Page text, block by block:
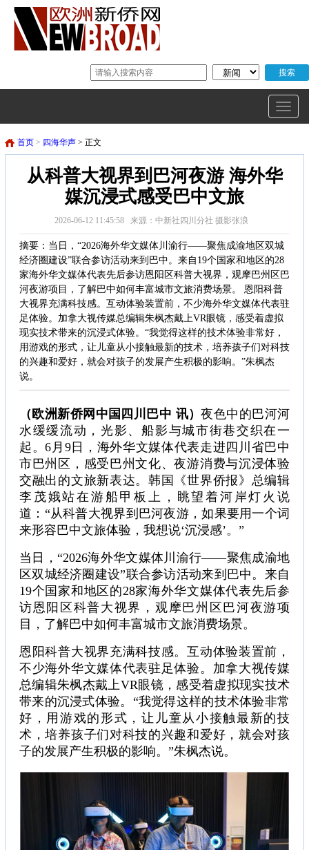
首页 > 四海华声 > 正文
从科普大视界到巴河夜游 海外华
媒沉浸式感受巴中文旅
2026-06-12 11:45:58 来源：中新社四川分社 摄影张浪
摘要：当日，“2026海外华文媒体川渝行——聚焦成渝地区双城
经济圈建设”联合参访活动来到巴中。来自19个国家和地区的28
家海外华文媒体代表先后参访恩阳区科普大视界，观摩巴州区巴
河夜游项目，了解巴中如何丰富城市文旅消费场景。 恩阳科普
大视界充满科技感。互动体验装置前，不少海外华文媒体代表驻
足体验。加拿大视传媒总编辑朱枫杰戴上VR眼镜，感受着虚拟
现实技术带来的沉浸式体验。“我觉得这样的技术体验非常好，
用游戏的形式，让儿童从小接触最新的技术，培养孩子们对科技
的兴趣和爱好，就会对孩子的发展产生积极的影响。”朱枫杰
说。
（欧洲新侨网中国四川巴中 讯）夜色中的巴河河
水缓缓流动，光影、船影与城市街巷交织在一
起。6月9日，海外华文媒体代表走进四川省巴中
市巴州区，感受巴州文化、夜游消费与沉浸体验
交融出的文旅新表达。韩国《世界侨报》总编辑
李茂娥站在游船甲板上，眺望着河岸灯火说
道：“从科普大视界到巴河夜游，如果要用一个词
来形容巴中文旅体验，我想说‘沉浸感’。”
当日，“2026海外华文媒体川渝行——聚焦成渝地
区双城经济圈建设”联合参访活动来到巴中。来自
19个国家和地区的28家海外华文媒体代表先后参
访恩阳区科普大视界，观摩巴州区巴河夜游项
目，了解巴中如何丰富城市文旅消费场景。
恩阳科普大视界充满科技感。互动体验装置前，
不少海外华文媒体代表驻足体验。加拿大视传媒
总编辑朱枫杰戴上VR眼镜，感受着虚拟现实技术
带来的沉浸式体验。“我觉得这样的技术体验非常
好，用游戏的形式，让儿童从小接触最新的技
术，培养孩子们对科技的兴趣和爱好，就会对孩
子的发展产生积极的影响。”朱枫杰说。